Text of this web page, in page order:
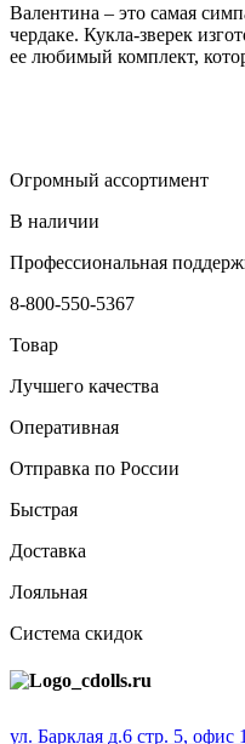
Валентина – это самая
чердаке. Кукла-зверек
ее любимый комплект,
Огромный ассортимент
В наличии
Профессиональная
8-800-550-5367
Товар
Лучшего качества
Оперативная
Отправка по России
Быстрая
Доставка
Лояльная
Система скидок
ул. Барклая д.6 стр. 5, офис